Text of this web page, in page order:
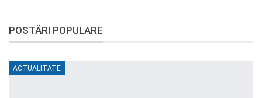
POSTĂRI POPULARE
ACTUALITATE